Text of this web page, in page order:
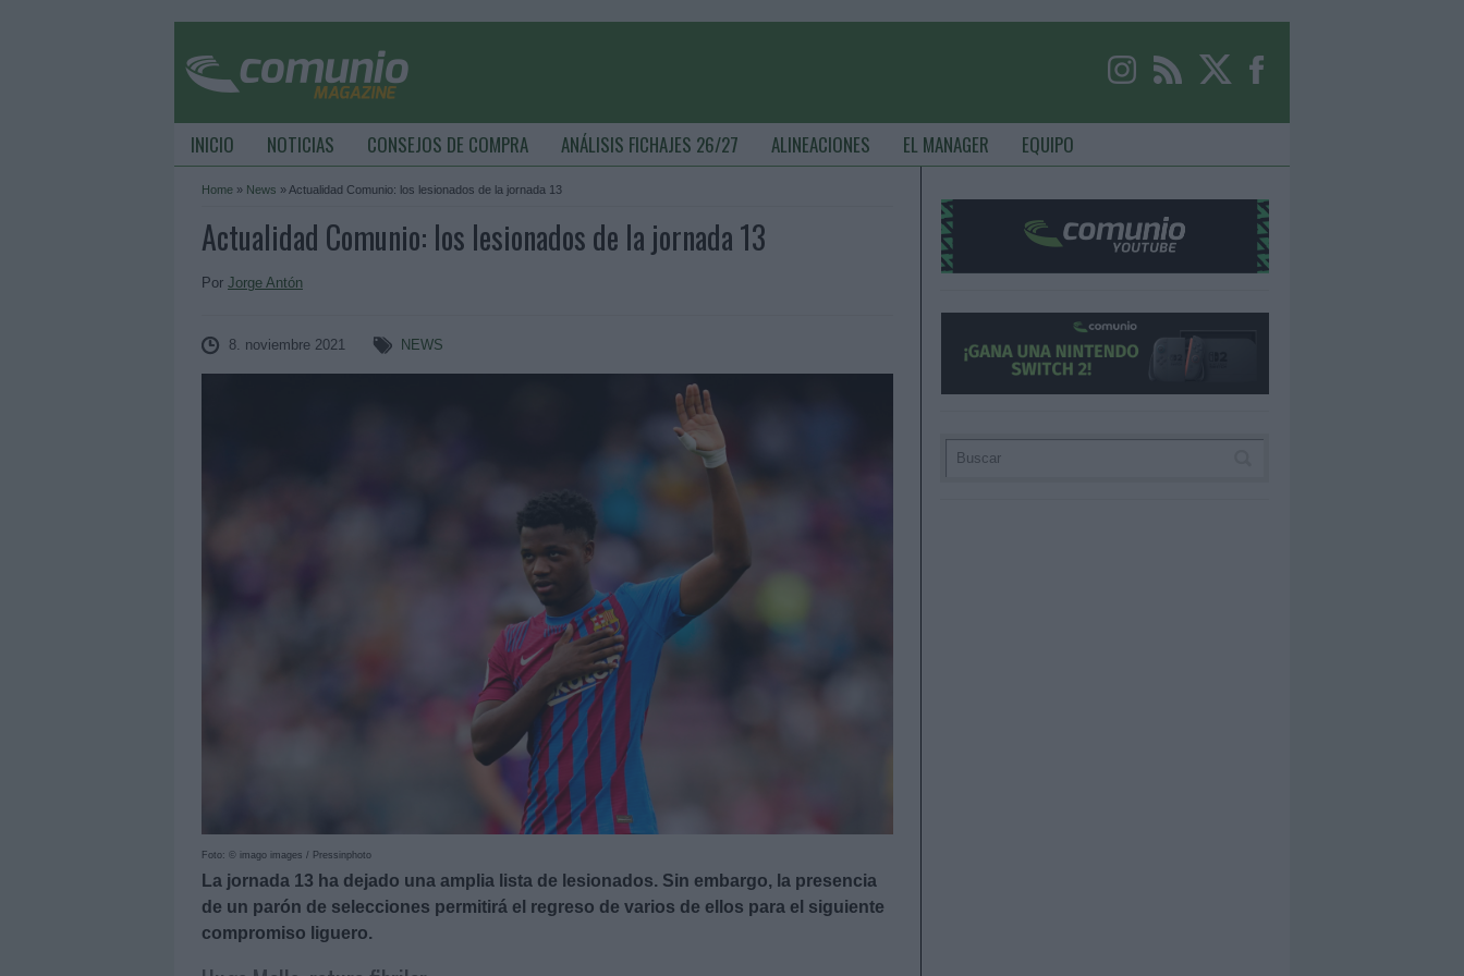
INICIO NOTICIAS CONSEJOS DE COMPRA ANÁLISIS FICHAJES 26/27 ALINEACIONES EL MANAGER EQUIPO
Home » News » Actualidad Comunio: los lesionados de la jornada 13
Actualidad Comunio: los lesionados de la jornada 13
Por Jorge Antón
8. noviembre 2021 NEWS
Foto: © imago images / Pressinphoto
La jornada 13 ha dejado una amplia lista de lesionados. Sin embargo, la presencia
de un parón de selecciones permitirá el regreso de varios de ellos para el siguiente
compromiso liguero.